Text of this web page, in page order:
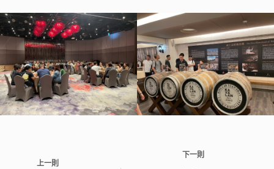
上一則
下一則